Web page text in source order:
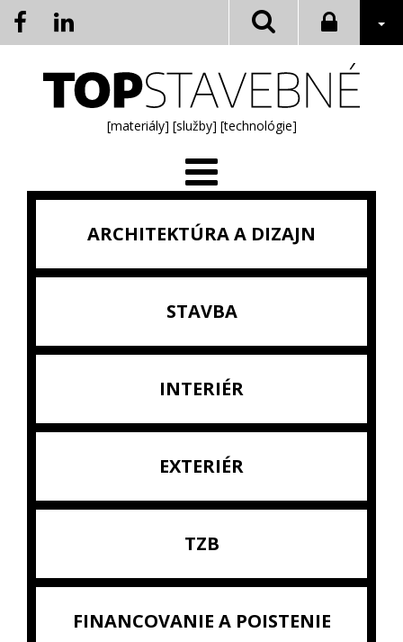
[materiály] [služby] [technológie]
ARCHITEKTÚRA A DIZAJN
STAVBA
INTERIÉR
EXTERIÉR
TZB
FINANCOVANIE A POISTENIE